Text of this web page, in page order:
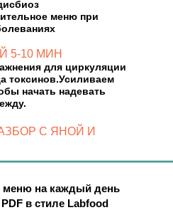
меню при
5-10 МИН
для циркуляции
токсинов.Усиливаем
начать надевать
меню на каждый день
в стиле Labfood
С ЯНОЙ И